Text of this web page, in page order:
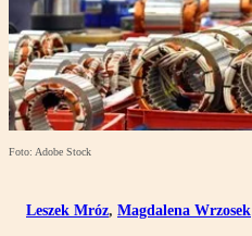
Foto: Adobe Stock
Leszek Mróz, Magdalena Wrzosek